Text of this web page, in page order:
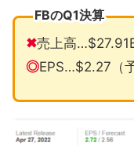
FBのQ1決算
✖売上高
◎EPS…$2.27（